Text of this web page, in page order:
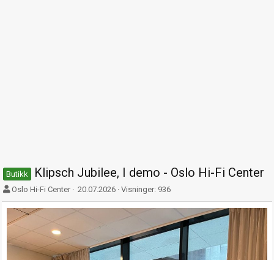
Butikk Klipsch Jubilee, I demo - Oslo Hi-Fi Center
F
o
r
f
t
Oslo Hi-Fi Center
O
p
p
r
e
t
20.07.2026 Visninger: 936